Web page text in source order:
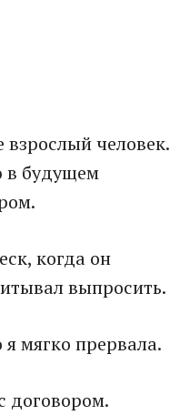
взрослый человек.
в будущем
когда он
выпросить.
мягко прервала.
договором.